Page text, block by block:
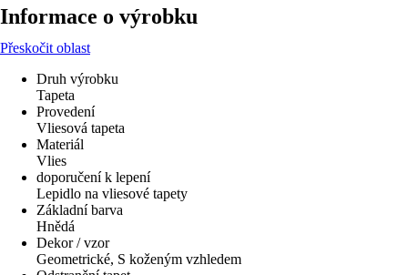
Informace o výrobku
Přeskočit oblast
Druh výrobku
Tapeta
Provedení
Vliesová tapeta
Materiál
Vlies
doporučení k lepení
Lepidlo na vliesové tapety
Základní barva
Hnědá
Dekor / vzor
Geometrické, S koženým vzhledem